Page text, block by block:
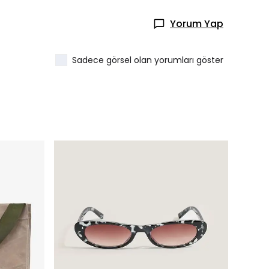
Yorum Yap
Sadece görsel olan yorumları göster